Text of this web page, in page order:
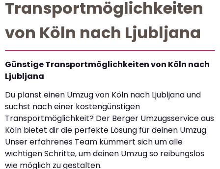
Transportmöglichkeiten
von Köln nach Ljubljana
Günstige Transportmöglichkeiten von Köln nach
Ljubljana
Du planst einen Umzug von Köln nach Ljubljana und
suchst nach einer kostengünstigen
Transportmöglichkeit? Der Berger Umzugsservice aus
Köln bietet dir die perfekte Lösung für deinen Umzug.
Unser erfahrenes Team kümmert sich um alle
wichtigen Schritte, um deinen Umzug so reibungslos
wie möglich zu gestalten.